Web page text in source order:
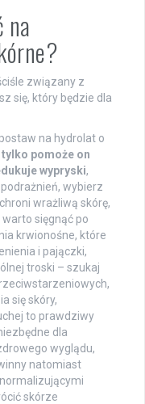
na
związany z
się, który będzie dla
na hydrolat o
tylko pomoże on
wypryski,
wybierz
wrażliwą skórę,
sięgnąć po
krwionośne, które
i pajączki,
troski – szukaj
się skóry,
to prawdziwy
dla
wyglądu,
natomiast
skórze